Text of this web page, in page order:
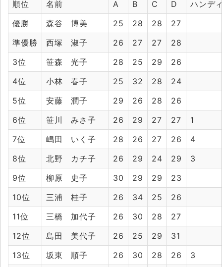
順位 名前 A B C D
ハンデ
優勝
森谷 博美 25 28 28
27
準優勝
西塚 淑子 26 27 27
28
3位
笹森 光子 28 25 29
26
4位
小林 春子 25 32 28
24
5位
安藤 潤子 29 26 28
26
6位
笹川 みさ子 26 29 27 27
1
7位
嶋田 いく子 28 26 27 26
4
8位
北野 カチ子 26 29 24 29
3
9位
柳原 史子 30 29 29
23
10位
三浦 桂子 26 34 25
26
11位
三橋 加代子 26 30 28
27
12位
島田 美代子 26 25 29
31
13位
坂東 順子 26 30 28 26
3